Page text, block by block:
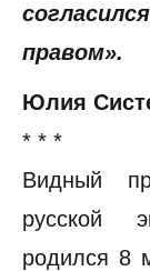
правом».
Юлия
* * *
Видный
русской
родился 8